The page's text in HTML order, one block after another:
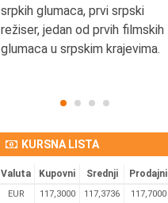
srpkih glumaca, prvi srpski
režiser, jedan od prvih filmskih
glumaca u srpskim krajevima.
KURSNA LISTA
Valuta Kupovni Srednji Prodajni
EUR 117,3000 117,3736
117,7000